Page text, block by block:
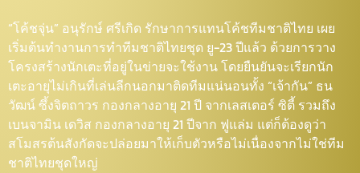
“โค้ชจุ่น” อนุรักษ์ ศรีเกิด รักษาการแทนโค้ชทีมชาติไทย เผย
เริ่มต้นทำงานการทำทีมชาติไทยชุด ยู-23 ปีแล้ว ด้วยการวาง
โครงสร้างนักเตะที่อยู่ในข่ายจะใช้งาน โดยยืนยันจะเรียกนัก
เตะอายุไม่เกินที่เล่นลีกนอกมาติดทีมแน่นอนทั้ง “เจ้ากัน” ธน
วัฒน์ ซึ้งจิตถาวร กองกลางอายุ 21 ปี จากเลสเตอร์ ซิตี้ รวมถึง
เบนจามิน เดวิส กองกลางอายุ 21 ปีจาก ฟูแล่ม แต่ก็ต้องดูว่า
สโมสรต้นสังกัดจะปล่อยมาให้เก็บตัวหรือไม่เนื่องจากไม่ใช่ทีม
ชาติไทยชุดใหญ่